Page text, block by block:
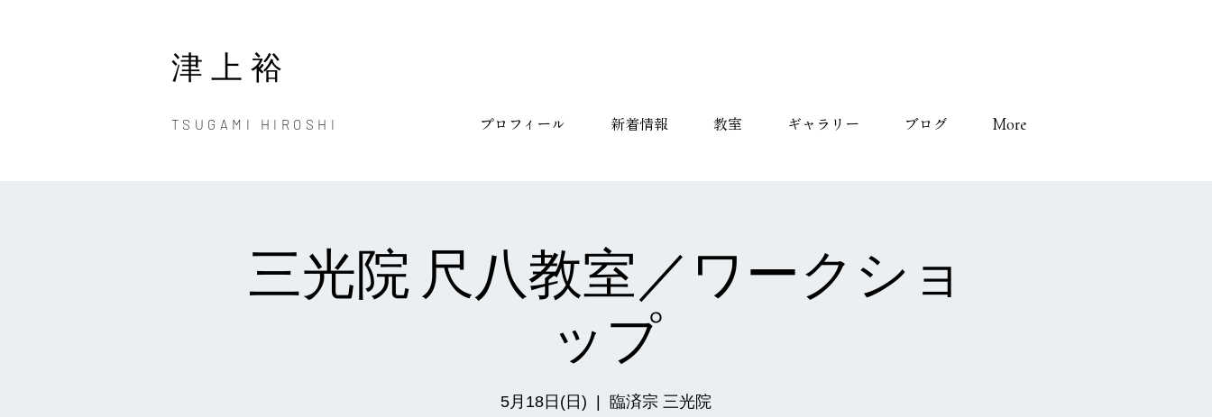
津上裕
TSUGAMI HIROSHI プロフィール 新着情報 教室 ギャラリー ブログ More
三光院 尺八教室／ワークショ
ップ
5月18日(日) 臨済宗 三光院